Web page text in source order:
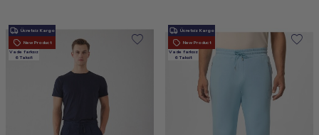
Ücretsiz Kargo
New Product
Vade farksız
6 Taksit
Ücretsiz Kargo
New Product
Vade farksız
6 Taksit